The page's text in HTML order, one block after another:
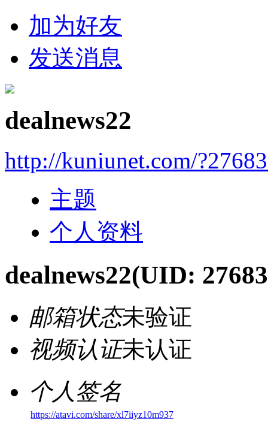
加为好友
发送消息
dealnews22
http://kuniunet.com/
主题
个人资料
dealnews22(UID:
邮箱状态未验证
视频认证未认证
个人签名
https://atavi.com/share/xl7iiyz10m937